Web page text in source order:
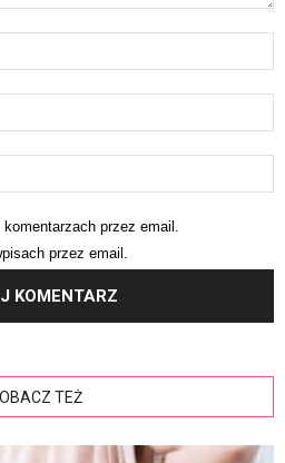
przez email.
przez email.
TEŻ